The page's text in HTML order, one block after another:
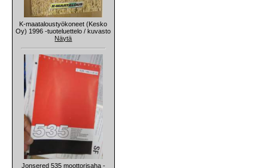
K-maataloustyökoneet (Kesko
Oy) 1996 -tuoteluettelo / kuvasto
Näytä
Jonsered 535 moottorisaha -